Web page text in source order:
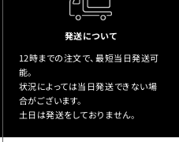
発送について
12時までの注文で、最短当日発送可
能。
状況によっては当日発送できない場
合がございます。
土日は発送をしておりません。